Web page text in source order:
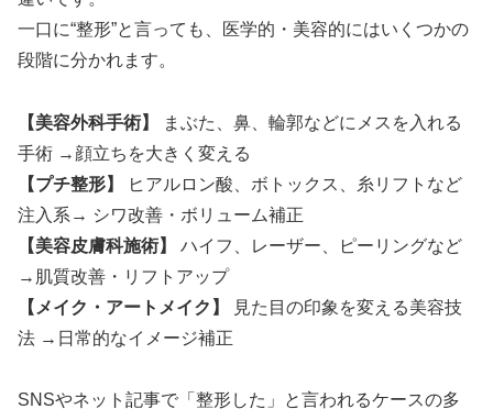
一口に“整形”と言っても、医学的・美容的にはいくつかの
段階に分かれます。
【美容外科手術】
まぶた、鼻、輪郭などにメスを入れる
手術 →顔立ちを大きく変える
【プチ整形】
ヒアルロン酸、ボトックス、糸リフトなど
注入系→ シワ改善・ボリューム補正
【美容皮膚科施術】
ハイフ、レーザー、ピーリングなど
→肌質改善・リフトアップ
【メイク・アートメイク】
見た目の印象を変える美容技
法 →日常的なイメージ補正
SNSやネット記事で「整形した」と言われるケースの多